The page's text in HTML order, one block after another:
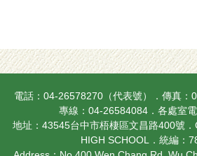
電話：04-26578270（代表號）．傳真：
專線：04-26584084． 各處室
地址：43545台中市梧棲區文昌路400號
HIGH SCHOOL．統編：